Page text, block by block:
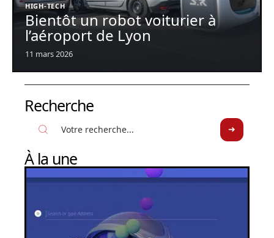
HIGH-TECH
Bientôt un robot voiturier à
l’aéroport de Lyon
11 mars 2026
Recherche
À la une